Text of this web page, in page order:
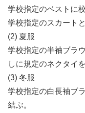
学校指定のベストに
学校指定のスカートと
(2) 夏服
学校指定の半袖ブラ
しに規定のネクタイを
(3) 冬服
学校指定の白長袖ブ
結ぶ。